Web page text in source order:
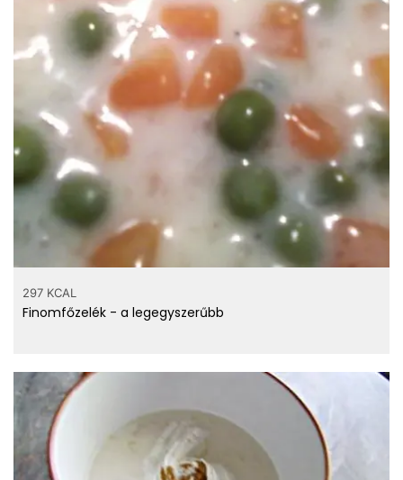
víztartalom 0 g
Hány kalória
gramm
folyékony édesítőszer?
Számold ki!
297 KCAL
Finomfőzelék - a legegyszerűbb